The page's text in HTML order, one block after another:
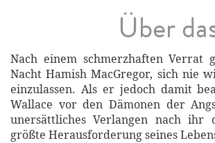
Über
Nach einem schmerzhaften
Nacht Hamish MacGregor, sich nie
einzulassen. Als er jedoch damit
Wallace vor den Dämonen der
unersättliches Verlangen nach ihr
größte Herausforderung seines